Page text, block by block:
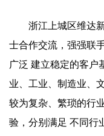
浙江上城区维达
士合作交流，强强联
广泛 建立稳定的客户
业、工业、制造业、
较为复杂、繁琐的行
验，分别满足 不同行